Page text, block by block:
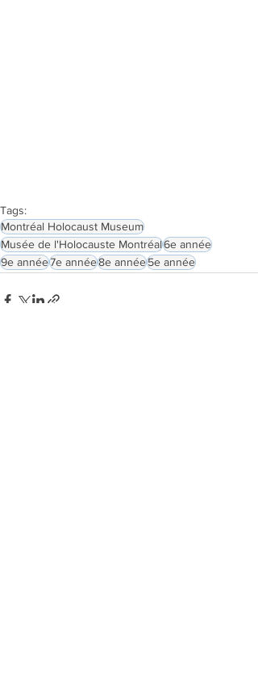
Tags:
Montréal Holocaust Museum
Musée de l'Holocauste Montréal6e année
9e année7e année8e année5e année